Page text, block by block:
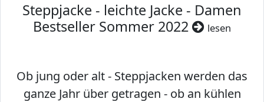
Steppjacke - leichte Jacke - Damen
Bestseller Sommer 2022
lesen
Ob jung oder alt - Steppjacken werden das
ganze Jahr über getragen - ob an kühlen